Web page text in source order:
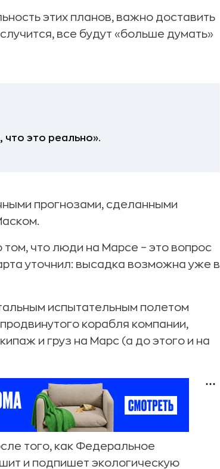
этих планов, важно доставить
все будут «больше думать»
что это реально».
прогнозами, сделанными
что люди на Марсе – это вопрос
уточнил: высадка возможна уже в
испытательным полетом
корабля компании,
и груз на Марс (а до этого и на
того, как Федеральное
и подпишет экологическую